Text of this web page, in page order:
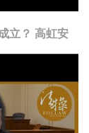
立？ 高虹安